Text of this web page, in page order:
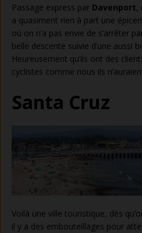
Passage express par Davenport,
a quasiment rien à part une
où on n’a pas envie de s’arrêter
belle descente suivie d’une aussi
Heureusement qu’ils ont des
cyclistes comme nous ils
Santa Cruz
Voilà une ville touristique, dès
il y a des embouteillages pour